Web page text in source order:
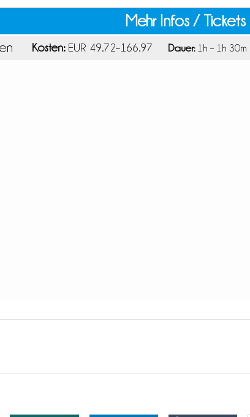
Mehr Infos / Tickets
Kosten:EUR 49.72–166.97 Dauer:1h – 1h 30m